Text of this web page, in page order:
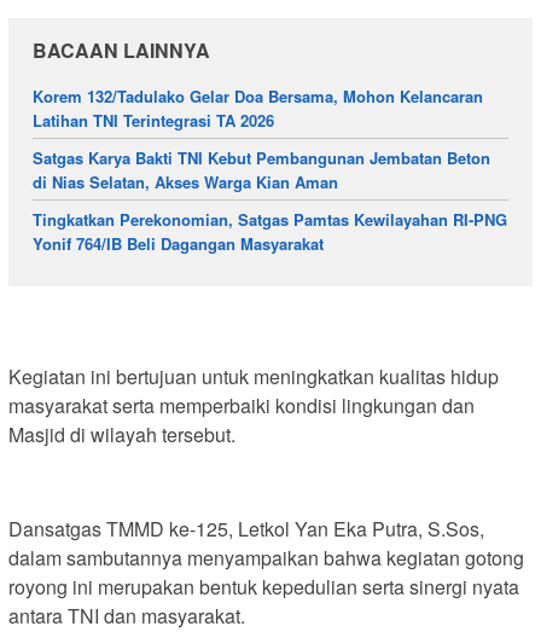
BACAAN LAINNYA
Korem 132/Tadulako Gelar Doa Bersama, Mohon Kelancaran
Latihan TNI Terintegrasi TA 2026
Satgas Karya Bakti TNI Kebut Pembangunan Jembatan Beton
di Nias Selatan, Akses Warga Kian Aman
Tingkatkan Perekonomian, Satgas Pamtas Kewilayahan RI-PNG
Yonif 764/IB Beli Dagangan Masyarakat
Kegiatan ini bertujuan untuk meningkatkan kualitas hidup
masyarakat serta memperbaiki kondisi lingkungan dan
Masjid di wilayah tersebut.
Dansatgas TMMD ke-125, Letkol Yan Eka Putra, S.Sos,
dalam sambutannya menyampaikan bahwa kegiatan gotong
royong ini merupakan bentuk kepedulian serta sinergi nyata
antara TNI dan masyarakat.